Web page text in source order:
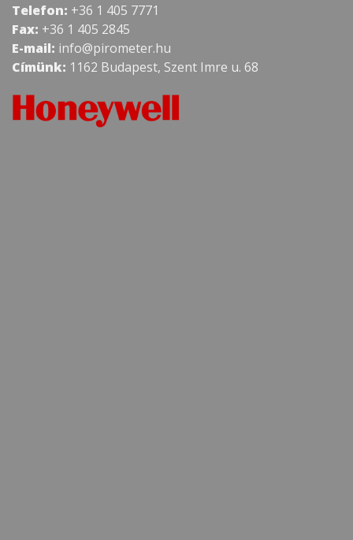
Telefon: +36 1 405 7771
Fax: +36 1 405 2845
E-mail: info@pirometer.hu
Címünk: 1162 Budapest, Szent Imre u. 68